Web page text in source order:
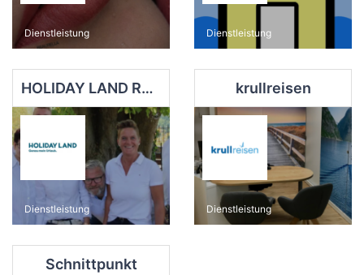
Dienstleistung Dienstleistung
HOLIDAY LAND Reisebüro Niggemann Inh. Christiaan Veenstra e.K.
Dienstleistung
krullreisen
Dienstleistung
Schnittpunkt